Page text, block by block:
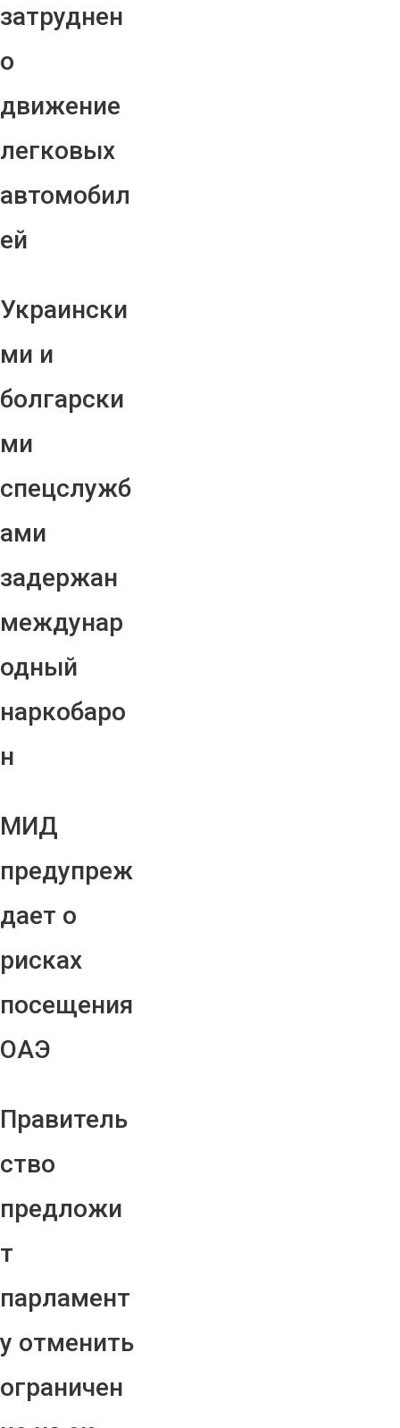
затруднен
о
движение
легковых
автомобил
ей
Украински
ми и
болгарски
ми
спецслужб
ами
задержан
междунар
одный
наркобаро
н
МИД
предупреж
дает о
рисках
посещения
ОАЭ
Правитель
ство
предложи
т
парламент
у отменить
ограничен